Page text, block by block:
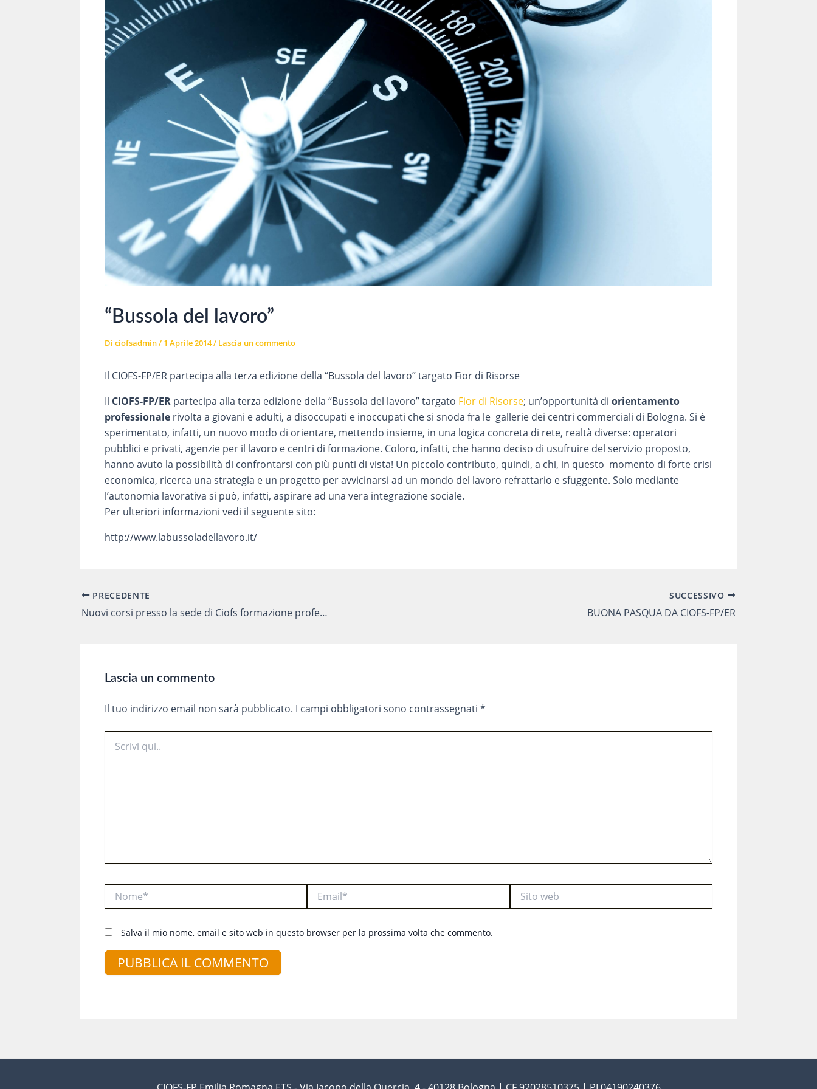
“Bussola del lavoro”
Di ciofsadmin/ 1 Aprile 2014/ Lascia un commento
Il CIOFS-FP/ER partecipa alla terza edizione della “Bussola del lavoro” targato Fior di Risorse
Il CIOFS-FP/ER partecipa alla terza edizione della “Bussola del lavoro” targato Fior di Risorse; un’opportunità di orientamento
professionale rivolta a giovani e adulti, a disoccupati e inoccupati che si snoda fra le gallerie dei centri commerciali di Bologna. Si è
sperimentato, infatti, un nuovo modo di orientare, mettendo insieme, in una logica concreta di rete, realtà diverse: operatori
pubblici e privati, agenzie per il lavoro e centri di formazione. Coloro, infatti, che hanno deciso di usufruire del servizio proposto,
hanno avuto la possibilità di confrontarsi con più punti di vista! Un piccolo contributo, quindi, a chi, in questo momento di forte crisi
economica, ricerca una strategia e un progetto per avvicinarsi ad un mondo del lavoro refrattario e sfuggente. Solo mediante
l’autonomia lavorativa si può, infatti, aspirare ad una vera integrazione sociale.
Per ulteriori informazioni vedi il seguente sito:
http://www.labussoladellavoro.it/
Navigazione
articoli
PRECEDENTE
Nuovi corsi presso la sede di Ciofs formazione professionale Parma
SUCCESSIVO
BUONA PASQUA DA CIOFS-FP/ER
Lascia un commento
Il tuo indirizzo email non sarà pubblicato. I campi obbligatori sono contrassegnati *
qui..
web
Salva il mio nome, email e sito web in questo browser per la prossima volta che commento.